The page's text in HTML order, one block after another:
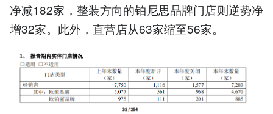
净减182家，整装方向的铂尼思品牌门店则逆势净
增32家。此外，直营店从63家缩至56家。